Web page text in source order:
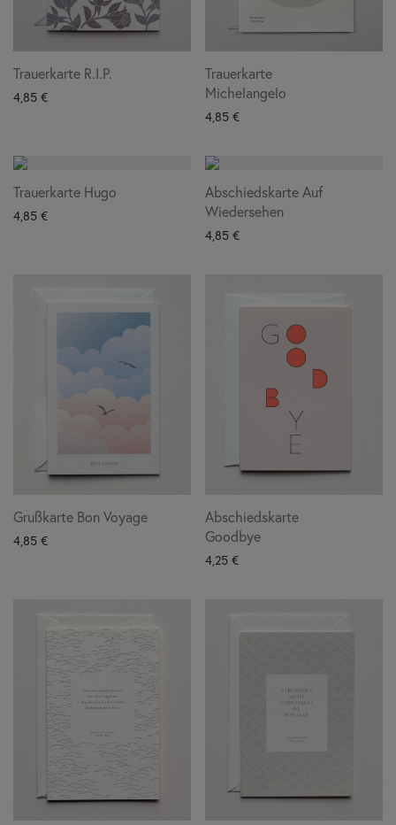
Trauerkarte R.I.P.
4,85 €
Trauerkarte
Michelangelo
4,85 €
Trauerkarte Hugo
4,85 €
Abschiedskarte Auf
Wiedersehen
4,85 €
Grußkarte Bon Voyage
4,85 €
Abschiedskarte
Goodbye
4,25 €